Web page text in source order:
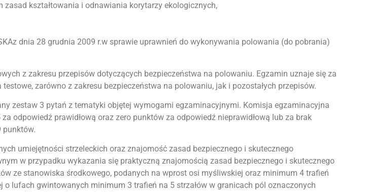
kształtowania i odnawiania korytarzy ekologicznych,
dnia 28 grudnia 2009 r.w sprawie uprawnień do wykonywania polowania (do pobrania)
z zakresu przepisów dotyczących bezpieczeństwa na polowaniu. Egzamin uznaje się za
zarówno z zakresu bezpieczeństwa na polowaniu, jak i pozostałych przepisów.
zestaw 3 pytań z tematyki objętej wymogami egzaminacyjnymi. Komisja egzaminacyjna
odpowiedź prawidłową oraz zero punktów za odpowiedź nieprawidłową lub za brak
punktów.
umiejętności strzeleckich oraz znajomość zasad bezpiecznego i skutecznego
w przypadku wykazania się praktyczną znajomością zasad bezpiecznego i skutecznego
ze stanowiska środkowego, podanych na wprost osi myśliwskiej oraz minimum 4 trafień
lufach gwintowanych minimum 3 trafień na 5 strzałów w granicach pól oznaczonych